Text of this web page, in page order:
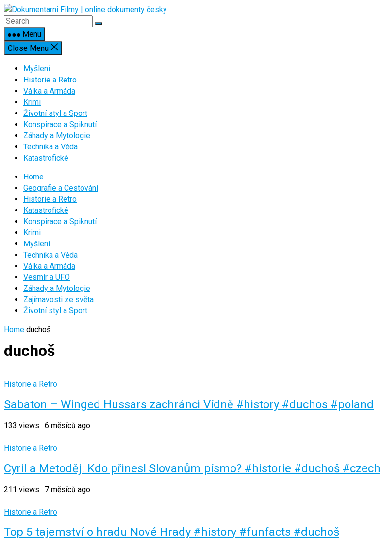
Skip
to
contentMenu
Close Menu
Myšlení
Historie a Retro
Válka a Armáda
Krimi
Životní styl a Sport
Konspirace a Spiknutí
Záhady a Mytologie
Technika a Věda
Katastrofické
Home
Geografie a Cestování
Historie a Retro
Katastrofické
Konspirace a Spiknutí
Krimi
Myšlení
Technika a Věda
Válka a Armáda
Vesmír a UFO
Záhady a Mytologie
Zajímavosti ze světa
Životní styl a Sport
Home duchoš
duchoš
Historie a Retro
Sabaton – Winged Hussars zachránci Vídně #history #duchos #poland
133 views · 6 měsíců ago
Historie a Retro
Cyril a Metoděj: Kdo přinesl Slovanům písmo? #historie #duchoš #czech
211 views · 7 měsíců ago
Historie a Retro
Top 5 tajemství o hradu Nové Hrady #history #funfacts #duchoš